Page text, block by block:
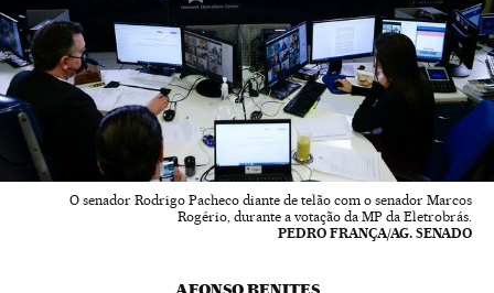
O senador Rodrigo Pacheco diante de telão com o senador Marcos
Rogério, durante a votação da MP da Eletrobrás.
PEDRO FRANÇA/AG. SENADO